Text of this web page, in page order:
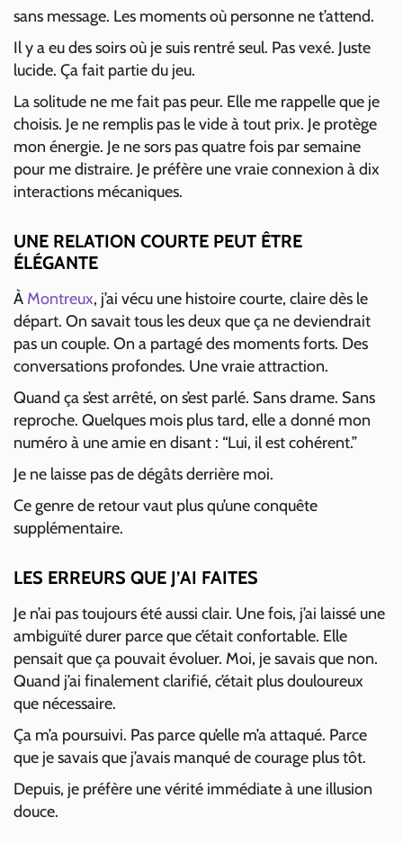
sans message. Les moments où personne ne t’attend.
Il y a eu des soirs où je suis rentré seul. Pas vexé. Juste
lucide. Ça fait partie du jeu.
La solitude ne me fait pas peur. Elle me rappelle que je
choisis. Je ne remplis pas le vide à tout prix. Je protège
mon énergie. Je ne sors pas quatre fois par semaine
pour me distraire. Je préfère une vraie connexion à dix
interactions mécaniques.
UNE RELATION COURTE PEUT ÊTRE
ÉLÉGANTE
À Montreux, j’ai vécu une histoire courte, claire dès le
départ. On savait tous les deux que ça ne deviendrait
pas un couple. On a partagé des moments forts. Des
conversations profondes. Une vraie attraction.
Quand ça s’est arrêté, on s’est parlé. Sans drame. Sans
reproche. Quelques mois plus tard, elle a donné mon
numéro à une amie en disant : “Lui, il est cohérent.”
Je ne laisse pas de dégâts derrière moi.
Ce genre de retour vaut plus qu’une conquête
supplémentaire.
LES ERREURS QUE J’AI FAITES
Je n’ai pas toujours été aussi clair. Une fois, j’ai laissé une
ambiguïté durer parce que c’était confortable. Elle
pensait que ça pouvait évoluer. Moi, je savais que non.
Quand j’ai finalement clarifié, c’était plus douloureux
que nécessaire.
Ça m’a poursuivi. Pas parce qu’elle m’a attaqué. Parce
que je savais que j’avais manqué de courage plus tôt.
Depuis, je préfère une vérité immédiate à une illusion
douce.